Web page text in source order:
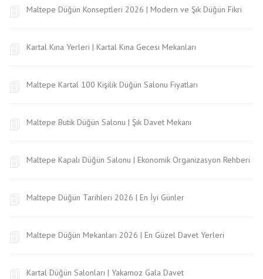
Maltepe Düğün Konseptleri 2026 | Modern ve Şık Düğün Fikri
Kartal Kına Yerleri | Kartal Kına Gecesi Mekanları
Maltepe Kartal 100 Kişilik Düğün Salonu Fiyatları
Maltepe Butik Düğün Salonu | Şık Davet Mekanı
Maltepe Kapalı Düğün Salonu | Ekonomik Organizasyon Rehberi
Maltepe Düğün Tarihleri 2026 | En İyi Günler
Maltepe Düğün Mekanları 2026 | En Güzel Davet Yerleri
Kartal Düğün Salonları | Yakamoz Gala Davet